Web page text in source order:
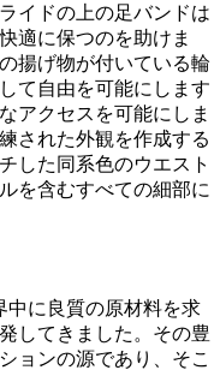
イドの上の足バンドは
適に保つのを助けま
揚げ物が付いている輪
て自由を可能にします
アクセスを可能にしま
された外観を作成する
した同系色のウエスト
を含むすべての細部に
中に良質の原材料を求
してきました。その豊
ョンの源であり、そこ